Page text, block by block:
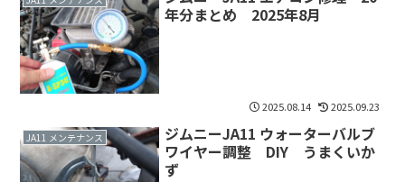
年分まとめ 2025年8月
2025.08.14 2025.09.23
JA11 メンテナンス
ジムニーJA11 ウォーターバルブ
ワイヤー調整 DIY うまくいか
ず